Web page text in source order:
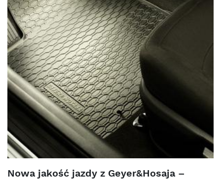
Nowa jakość jazdy z Geyer&Hosaja –